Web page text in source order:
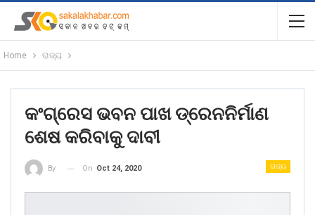
Home ରାଜ୍ୟ
କଂଗ୍ରେସ ଭବନ ପାଖ ଡ୍ରେନନିର୍ମାଣ
ଶେଷ କରିବାକୁ ଦାବୀ
ରାଜ୍ୟ
By On Oct 24, 2020